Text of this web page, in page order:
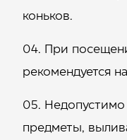
коньков.
При
рекомендуется
предметы,